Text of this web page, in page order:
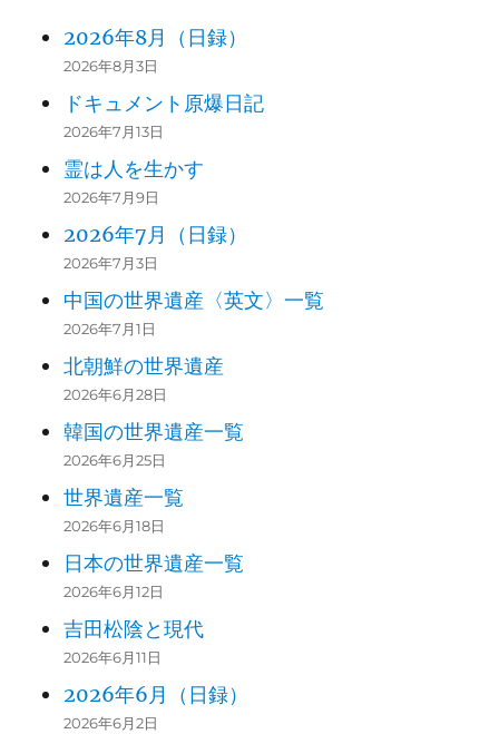
2026年8月（日録）
2026年8月3日
ドキュメント原爆日記
2026年7月13日
霊は人を生かす
2026年7月9日
2026年7月（日録）
2026年7月3日
中国の世界遺産〈英文〉一覧
2026年7月1日
北朝鮮の世界遺産
2026年6月28日
韓国の世界遺産一覧
2026年6月25日
世界遺産一覧
2026年6月18日
日本の世界遺産一覧
2026年6月12日
吉田松陰と現代
2026年6月11日
2026年6月（日録）
2026年6月2日